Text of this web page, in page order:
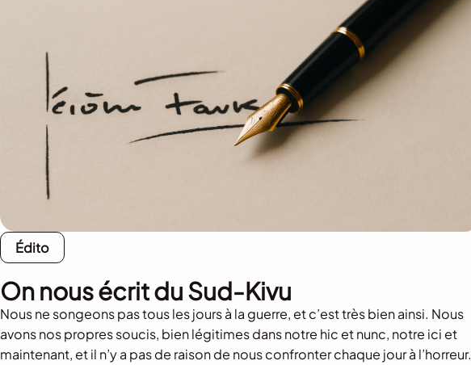
Édito
On nous écrit du Sud-Kivu
Nous ne songeons pas tous les jours à la guerre, et c’est très bien ainsi. Nous
avons nos propres soucis, bien légitimes dans notre hic et nunc, notre ici et
maintenant, et il n’y a pas de raison de nous confronter chaque jour à l’horreur.